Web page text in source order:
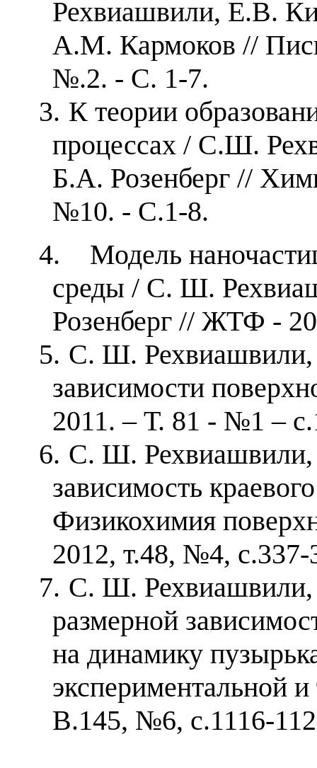
Рехвиашвили, Е.В.
А.М. Кармоков //
№.2. - С. 1-7.
3. К теории
процессах / С.Ш.
Б.А. Розенберг //
№10. - С.1-8.
4.
Модель
среды / С. Ш.
Розенберг // ЖТФ -
5. С. Ш.
зависимости
2011. – Т. 81 - №1 –
6. С. Ш. Рехвиашвили,
зависимость
Физикохимия
2012, т.48, №4, с.337-
7. С. Ш.
размерной
на динамику
экспериментальной
В.145, №6, с.1116-